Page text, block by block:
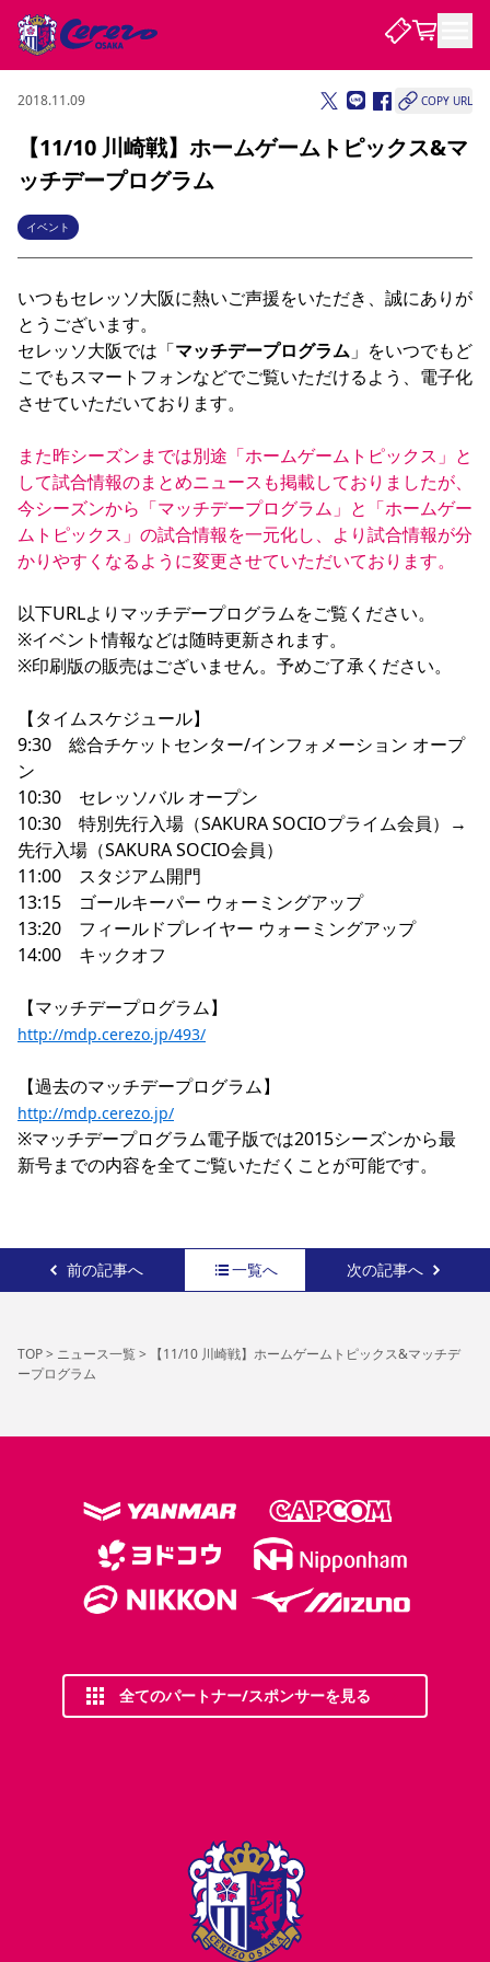
試合・チーム
試合について
試合日程 / 結果
チームについて
選手・スタッフ スケジュール メディア情報 アクセス
レディース
アカデミー ハナサカプレーヤー
観戦する
チケット
チケット情報 販売スケジュール 価格・席種
購入方法
シーズンシート
特定興行入場券
譲渡サービス
観戦ガイド
初めて観戦ガイド キッズ向けサービス
スタジアム
YANMAR HANASAKA STADIUM
DAZNで観戦
アウェイツアー
アウェイツアー
よくある質問
クラブを知る
セレッソ大阪について
クラブ紹介 沿革 シーズン記録 求人情報
サポートする
パートナー企業募集中 セレッソ大阪VISAカード
サポートスタッフ
セレッソアイデアちょうだいな
応援商店街
Lise（ライセンスビジネス）
サステナビリティ
サステナビリティポリシー SDGsのゴール
インパクトレポート
スポーツクラブ
スポーツクラブ
長居公園 セレッソフットサルパーク
セレッソフットサルパーク長居
セレッソスポーツパーク舞洲
YANMAR HANASAKA STADIUM
大人のサッカースクール
その他スポーツクラブ
ファンクラブ
ファンクラブ
SAKURA SOCIO SAKURA POINT Program
招待券引換方法
まいセレチケット
会員規定 婚姻届・出生届・命名書
ニュース
ニュース
すべて チーム グッズ チケット イベント
ファンクラブ
ホームタウン パートナー スポーツクラブ メディア 30周年
レディース
アカデミー
2018.11.09 COPY URL
【11/10 川崎戦】ホームゲームトピックス&マ
ッチデープログラム
イベント
いつもセレッソ大阪に熱いご声援をいただき、誠にありが
とうございます。
セレッソ大阪では「マッチデープログラム 」をいつでもど
こでもスマートフォンなどでご覧いただけるよう、電子化
させていただいております。
また昨シーズンまでは別途「ホームゲームトピックス」と
して試合情報のまとめニュースも掲載しておりましたが、
今シーズンから「マッチデープログラム」と「ホームゲー
ムトピックス」の試合情報を一元化し、より試合情報が分
かりやすくなるように変更させていただいております。
以下URLよりマッチデープログラムをご覧ください。
※イベント情報などは随時更新されます。
※印刷版の販売はございません。予めご了承ください。
【タイムスケジュール】
9:30　総合チケットセンター/インフォメーション オープ
ン
10:30　セレッソバル オープン
10:30　特別先行入場（SAKURA SOCIOプライム会員）→
先行入場（SAKURA SOCIO会員）
11:00　スタジアム開門
13:15　ゴールキーパー ウォーミングアップ
13:20　フィールドプレイヤー ウォーミングアップ
14:00　キックオフ
http://mdp.cerezo.jp/493/
http://mdp.cerezo.jp/
※マッチデープログラム電子版では2015シーズンから最
新号までの内容を全てご覧いただくことが可能です。
前の記事へ 一覧へ 次の記事へ
TOP> ニュース一覧>
【11/10 川崎戦】ホームゲームトピックス&マッチデ
ープログラム
全てのパートナー/スポンサーを見る